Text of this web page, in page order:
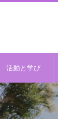
活動と学び